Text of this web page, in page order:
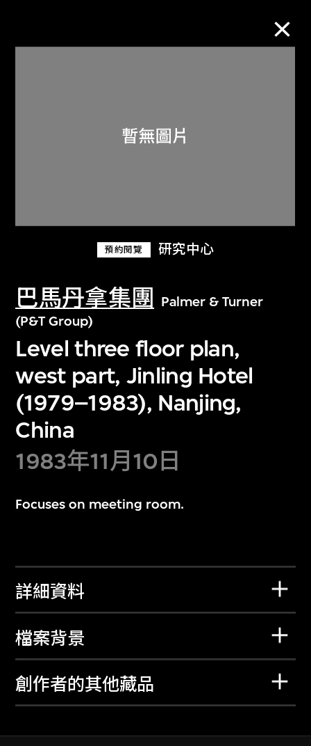
預約閱覽 研究中心
巴馬丹拿集團
Palmer & Turner
(P&T Group)
Level three floor plan,
west part, Jinling Hotel
(1979–1983), Nanjing,
China
1983年11月10日
Focuses on meeting room.
詳細資料
檔案背景
創作者的其他藏品
關於M+藏品
探索世界頂級的二十及二十一世紀視覺
文化藏品。